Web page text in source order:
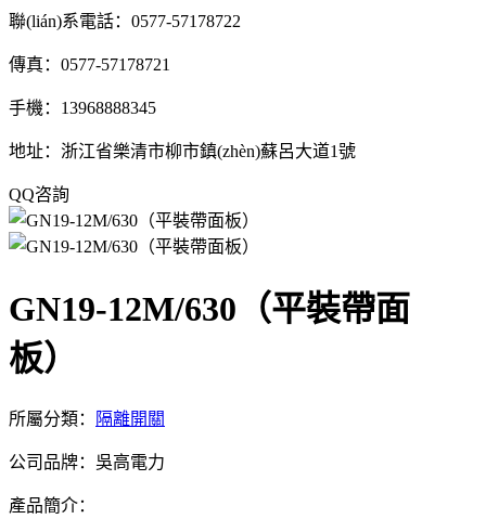
聯(lián)系電話：0577-57178722
傳真：0577-57178721
手機：13968888345
地址：浙江省樂清市柳市鎮(zhèn)蘇呂大道1號
QQ咨詢
GN19-12M/630（平裝帶面
板）
所屬分類： 隔離開關
公司品牌：吳高電力
產品簡介：